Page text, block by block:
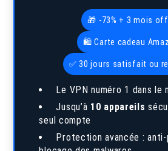
🎁 -73% + 3 mois
🛍️ Carte cadeau
✅ 30 jours satisfait ou
Le VPN numéro 1 dans le
Jusqu’à 10 appareils
seul compte
Protection avancée : anti-